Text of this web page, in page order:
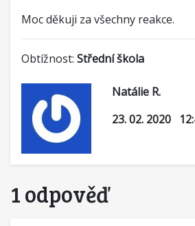
Moc děkuji za všechny reakce.
Obtížnost: Střední škola
Natálie R.
23. 02. 2020
1 odpověď